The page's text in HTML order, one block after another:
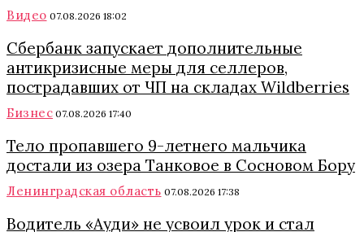
Видео 07.08.2026 18:02
Сбербанк запускает дополнительные
антикризисные меры для селлеров,
пострадавших от ЧП на складах Wildberries
Бизнес 07.08.2026 17:40
Тело пропавшего 9-летнего мальчика
достали из озера Танковое в Сосновом Бору
Ленинградская область 07.08.2026 17:38
Водитель «Ауди» не усвоил урок и стал